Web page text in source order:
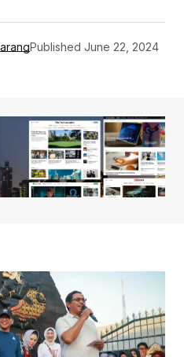
Published June 22, 2024